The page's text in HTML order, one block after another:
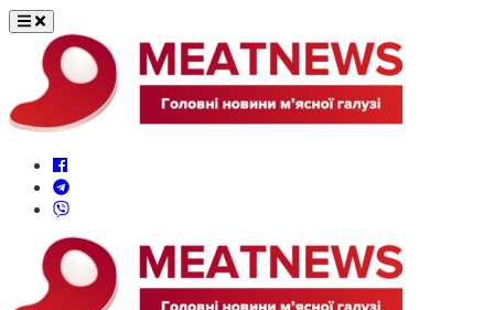
Перейти
вмісту